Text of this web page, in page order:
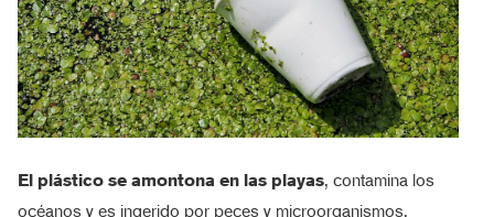
El plástico se amontona en las playas, contamina los
océanos y es ingerido por peces y microorganismos,